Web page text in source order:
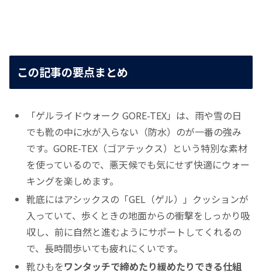
この記事の要点まとめ
「ゲルライドウォーク GORE-TEX」は、雨や雪の日
でも靴の中に水が入らない（防水）のが一番の強み
です。GORE-TEX（ゴアテックス）という特別な素材
を使っているので、悪天候でも気にせず快適にウォー
キングを楽しめます。
靴底にはアシックスの「GEL（ゲル）」クッションが
入っていて、歩くときの地面からの衝撃をしっかり吸
収し、前に自然と進むようにサポートしてくれるの
で、長時間歩いても疲れにくいです。
靴ひもをワンタッチで締めたり緩めたりできる仕組